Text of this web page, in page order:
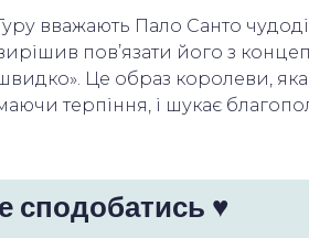
вважають Пало Санто
пов’язати його з
Це образ королеви,
терпіння, і шукає
сподобатись ♥